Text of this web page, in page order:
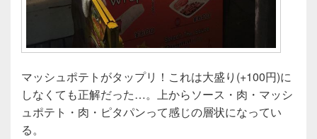
マッシュポテトがタップリ！これは大盛り(+100円)に
しなくても正解だった…。上からソース・肉・マッシ
ュポテト・肉・ピタパンって感じの層状になってい
る。